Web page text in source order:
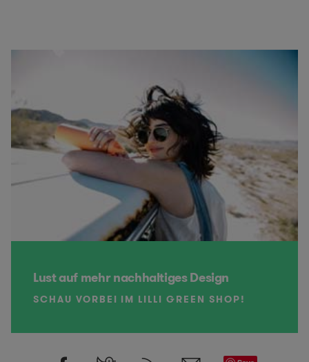
Lust auf mehr nachhaltiges Design
SCHAU VORBEI IM LILLI GREEN SHOP!